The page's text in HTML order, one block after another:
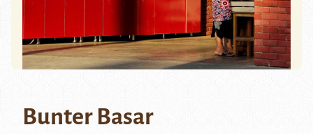
Bunter Basar